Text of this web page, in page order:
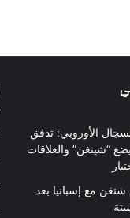
الأوروبي: تدفق
“شينغن” والعلاقات
شنغن مع إسبانيا بعد